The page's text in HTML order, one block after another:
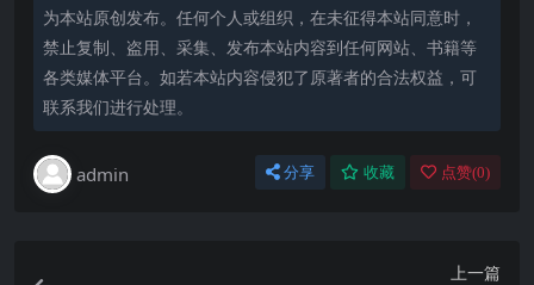
为本站原创发布。任何个人或组织，在未征得本站同意时，
禁止复制、盗用、采集、发布本站内容到任何网站、书籍等
各类媒体平台。如若本站内容侵犯了原著者的合法权益，可
联系我们进行处理。
admin 分享 收藏 点赞(0)
上一篇